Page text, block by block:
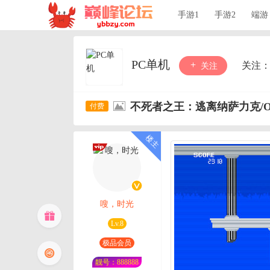
手游1 手游2 端游
PC单机 关注 关注：
不死者之王：逃离纳萨力克/
嗖，时光
Lv.8
极品会员
靓号：888888